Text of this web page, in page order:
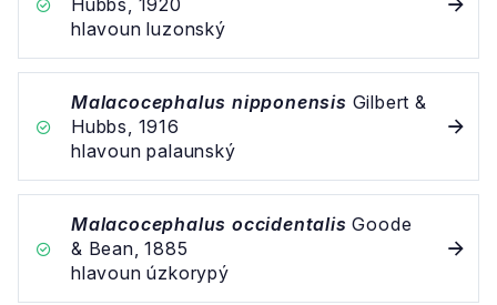
Hubbs, 1920
hlavoun luzonský
Malacocephalus nipponensis Gilbert &
Hubbs, 1916
hlavoun palaunský
Malacocephalus occidentalis Goode
& Bean, 1885
hlavoun úzkorypý